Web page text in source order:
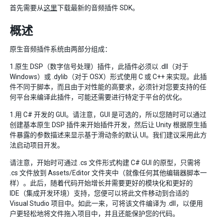
首先需要从这里下载最新的音频插件 SDK。
概述
原生音频插件系统由两部分组成：
1.原生 DSP（数字信号处理）插件，此插件必须以 .dll（对于
Windows）或 .dylib（对于 OSX）形式使用 C 或 C++ 来实现。此插
件不同于脚本，而且由于对性能的高要求，必须针对您要支持的任
何平台来编译此插件，可能还需要进行特定于平台的优化。
1.用 C# 开发的 GUI。请注意，GUI 是可选的，所以您随时可以通过
创建基本原生 DSP 插件来开始插件开发，然后让 Unity 根据原生插
件暴露的参数描述来显示基于滑动条的默认 UI。我们建议采用此方
法启动项目开发。
请注意，开始时可通过 .cs 文件形式构建 C# GUI 的原型，只需将
.cs 文件放到 Assets/Editor 文件夹中（就像任何其他编辑器脚本一
样）。此后，随着代码开始增长并需要更好的模块化和更好的
IDE（集成开发环境）支持，您便可以将此文件移动到合适的
Visual Studio 项目中。如此一来，可将该文件编译为 .dll，以便用
户更轻松地将文件拖入项目中，并且还能保护您的代码。